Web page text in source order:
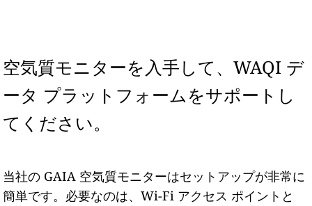
空気質モニターを入手して、WAQI デ
ータ プラットフォームをサポートし
てください。
当社の GAIA 空気質モニターはセットアップが非常に
簡単です。必要なのは、Wi-Fi アクセス ポイントと